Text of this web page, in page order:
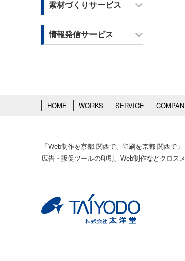
素材づくりサービス
情報発信サービス
HOME WORKS SERVICE
「Web制作を京都 関西で、印刷を京都 関西で
広告・販促ツールの印刷、Web制作などクロス